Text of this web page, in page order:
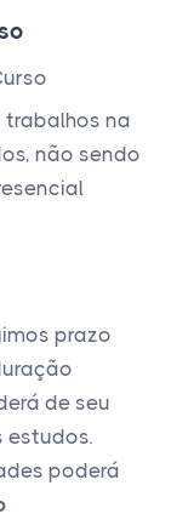
trabalhos na
não sendo
prazo
de seu
estudos.
poderá